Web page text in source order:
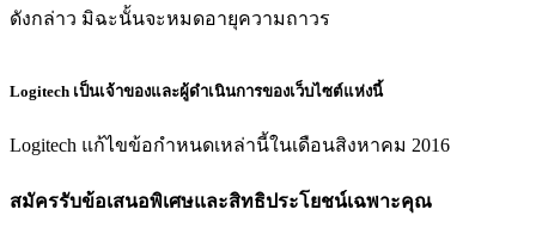
ดังกล่าว มิฉะนั้นจะหมดอายุความถาวร
Logitech เป็นเจ้าของและผู้ดำเนินการของเว็บไซต์แห่งนี้
Logitech แก้ไขข้อกำหนดเหล่านี้ในเดือนสิงหาคม 2016
สมัครรับข้อเสนอพิเศษและสิทธิประโยชน์เฉพาะคุณ